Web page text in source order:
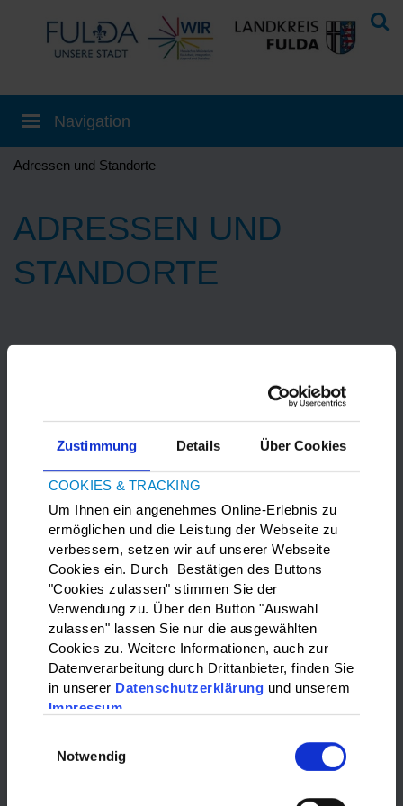
Zustimmung Details Über Cookies
COOKIES & TRACKING
Um Ihnen ein angenehmes Online-Erlebnis zu
ermöglichen und die Leistung der Webseite zu
verbessern, setzen wir auf unserer Webseite
Cookies ein. Durch Bestätigen des Buttons
"Cookies zulassen" stimmen Sie der
Verwendung zu. Über den Button "Auswahl
zulassen" lassen Sie nur die ausgewählten
Cookies zu. Weitere Informationen, auch zur
Datenverarbeitung durch Drittanbieter, finden Sie
in unserer Datenschutzerklärung und unserem
Impressum
Notwendig
Adressen und Standorte
ADRESSEN UND
STANDORTE
Marketing-Cookies
akzeptieren, um die Google Maps
anzuzeigen.
WAS?:
Bitte wählen…
Bitte wählen…